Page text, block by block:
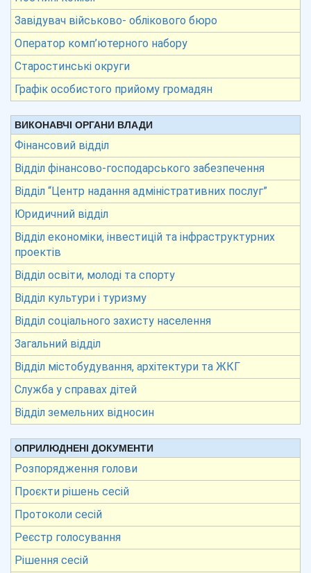
Завідувач військово- облікового бюро
Оператор комп’ютерного набору
Старостинські округи
Графік особистого прийому громадян
ВИКОНАВЧІ ОРГАНИ ВЛАДИ
Фінансовий відділ
Відділ фінансово-господарського забезпечення
Відділ “Центр надання адміністративних послуг”
Юридичний відділ
Відділ економіки, інвестицій та інфраструктурних
проектів
Відділ освіти, молоді та спорту
Відділ культури і туризму
Відділ соціального захисту населення
Загальний відділ
Відділ містобудування, архітектури та ЖКГ
Служба у справах дітей
Відділ земельних відносин
ОПРИЛЮДНЕНІ ДОКУМЕНТИ
Розпорядження голови
Проєкти рішень сесій
Протоколи сесій
Реєстр голосування
Рішення сесій